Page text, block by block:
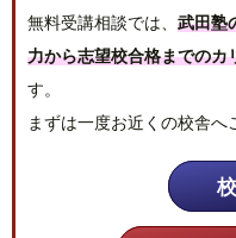
無料受講相談では、 武田塾
力から志望校合格までのカ
す。
まずは一度お近くの校舎へ